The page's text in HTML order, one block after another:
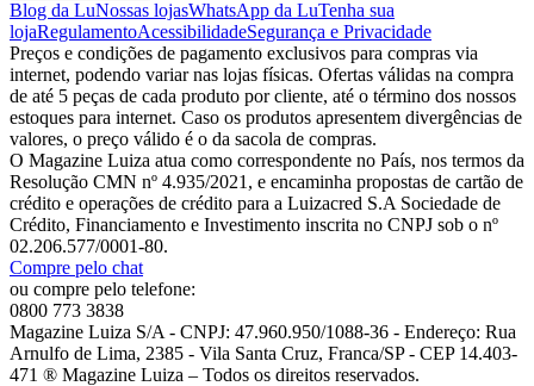
Blog da LuNossas lojasWhatsApp da LuTenha sua
lojaRegulamentoAcessibilidadeSegurança e Privacidade
Preços e condições de pagamento exclusivos para compras via
internet, podendo variar nas lojas físicas. Ofertas válidas na compra
de até 5 peças de cada produto por cliente, até o término dos nossos
estoques para internet. Caso os produtos apresentem divergências de
valores, o preço válido é o da sacola de compras.
O Magazine Luiza atua como correspondente no País, nos termos da
Resolução CMN nº 4.935/2021, e encaminha propostas de cartão de
crédito e operações de crédito para a Luizacred S.A Sociedade de
Crédito, Financiamento e Investimento inscrita no CNPJ sob o nº
02.206.577/0001-80.
Compre pelo chat
ou compre pelo telefone:
0800 773 3838
Magazine Luiza S/A - CNPJ: 47.960.950/1088-36 - Endereço: Rua
Arnulfo de Lima, 2385 - Vila Santa Cruz, Franca/SP - CEP 14.403-
471 ® Magazine Luiza – Todos os direitos reservados.